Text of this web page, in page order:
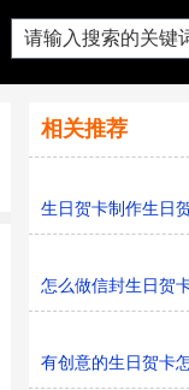
相关推荐
生日贺卡制作生日
怎么做信封生日贺
有创意的生日贺卡